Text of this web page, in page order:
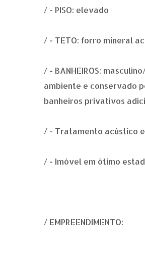
/ - PISO: elevado
/ - TETO: forro mineral
/ - BANHEIROS:
ambiente e conservado
banheiros privativos
/ - Tratamento acústico
/ - Imóvel em ótimo
/ EMPREENDIMENTO: